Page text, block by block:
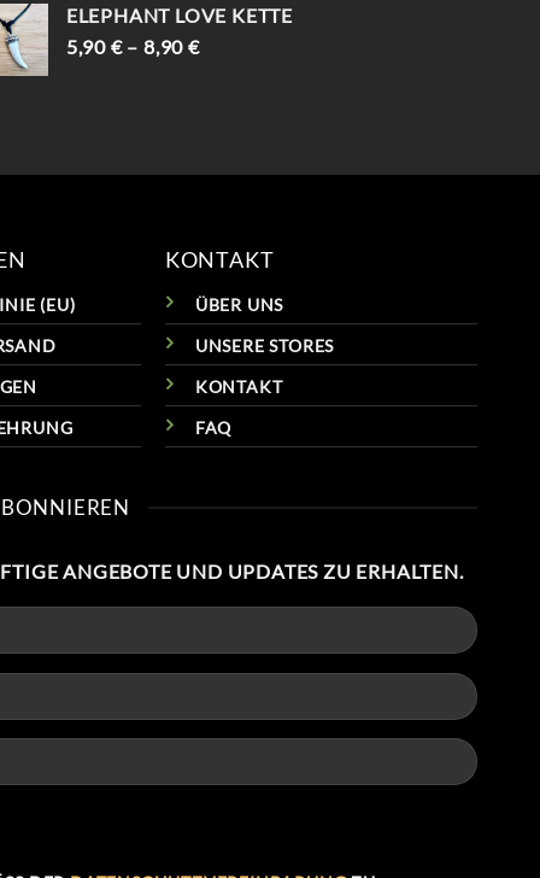
69,90 €59,90 €.
ELEPHANT LOVE KETTE
5,90 €–8,90€
(EU)
KONTAKT
ÜBER UNS
UNSERE STORES
KONTAKT
FAQ
ANGEBOTE UND UPDATES ZU ERHALTEN.